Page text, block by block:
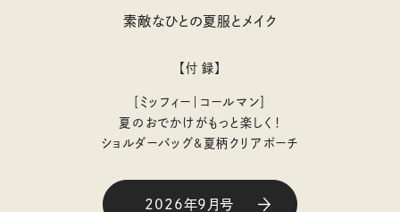
素敵なひとの夏服とメイク
【付 録】
［ミッフィー｜コールマン］
夏のおでかけがもっと楽しく！
ショルダーバッグ&夏柄クリアポーチ
2026年9月号